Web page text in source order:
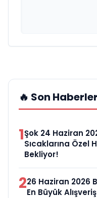
🔥 Son Haberler
1Şok 24 Haziran
Sıcaklarına Özel
Bekliyor!
226 Haziran 2026
En Büyük